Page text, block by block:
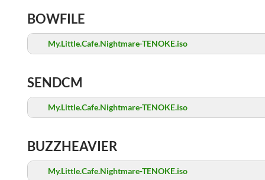
BOWFILE
My.Little.Cafe.Nightmare-TENOKE.iso
SENDCM
My.Little.Cafe.Nightmare-TENOKE.iso
BUZZHEAVIER
My.Little.Cafe.Nightmare-TENOKE.iso